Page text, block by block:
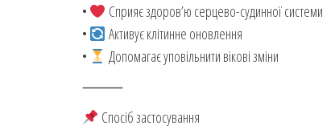
•
Сприяє здоров’ю серцево-судинної системи
•
Активує клітинне оновлення
•
Допомагає уповільнити вікові зміни
⸻
Спосіб застосування